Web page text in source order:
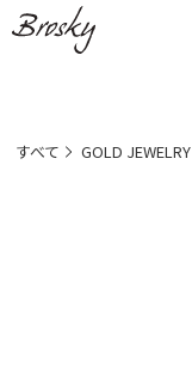
すべて GOLD JEWELRY